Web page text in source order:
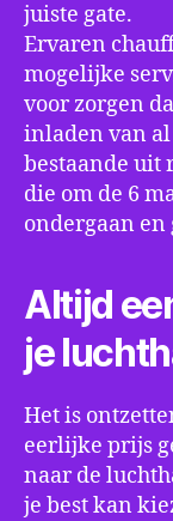
juiste gate.
Ervaren
mogelijke
voor zorgen
inladen van
bestaande uit
die om de 6
ondergaan
Altijd
je
Het is
eerlijke prijs
naar de
je best kan